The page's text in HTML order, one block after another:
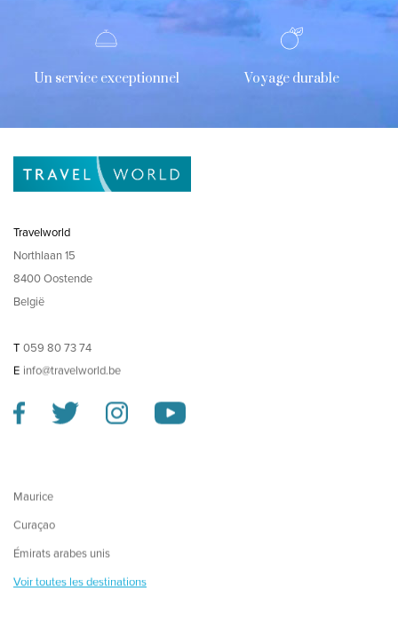
Un service exceptionnel Voyage durable
Travelworld
Northlaan 15
8400 Oostende
België
T 059 80 73 74
E info@travelworld.be
Maurice
Curaçao
Émirats arabes unis
Voir toutes les destinations